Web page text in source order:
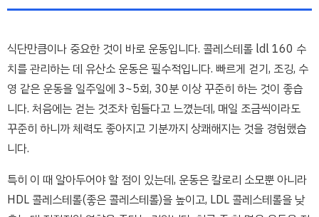
식단만큼이나 중요한 것이 바로 운동입니다. 콜레스테롤 ldl 160 수
치를 관리하는 데 유산소 운동은 필수적입니다. 빠르게 걷기, 조깅, 수
영 같은 운동을 일주일에 3~5회, 30분 이상 꾸준히 하는 것이 좋습
니다. 처음에는 걷는 것조차 힘들다고 느꼈는데, 매일 조금씩이라도
꾸준히 하니까 체력도 좋아지고 기분까지 상쾌해지는 것을 경험했습
니다.
특히 이 때 알아두어야 할 점이 있는데, 운동은 칼로리 소모뿐 아니라
HDL 콜레스테롤(좋은 콜레스테롤)을 높이고, LDL 콜레스테롤을 낮